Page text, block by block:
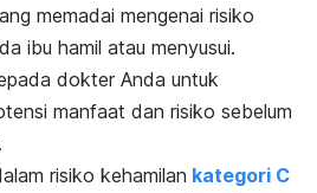
memadai mengenai risiko
ibu hamil atau menyusui.
dokter Anda untuk
manfaat dan risiko sebelum
risiko kehamilan kategori C